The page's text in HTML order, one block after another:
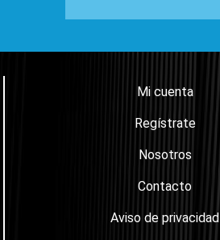
Mi cuenta
Regístrate
Nosotros
Contacto
Aviso de privacidad